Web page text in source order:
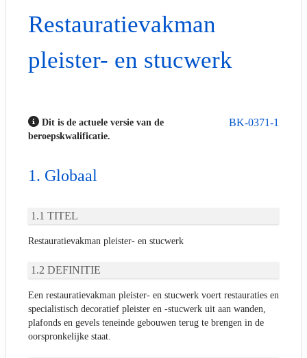
Restauratievakman
pleister- en stucwerk
BK-0371-1
Dit is de actuele versie van de
beroepskwalificatie.
Globaal
TITEL
Restauratievakman pleister- en stucwerk
DEFINITIE
Een restauratievakman pleister- en stucwerk voert restauraties en
specialistisch decoratief pleister en -stucwerk uit aan wanden,
plafonds en gevels teneinde gebouwen terug te brengen in de
oorspronkelijke staat.